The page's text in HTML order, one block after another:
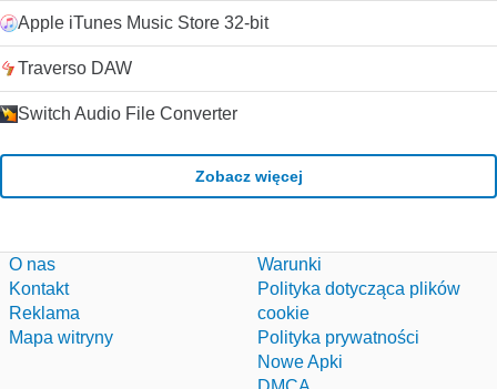
Apple iTunes Music Store 32-bit
Traverso DAW
Switch Audio File Converter
Zobacz więcej
O nas
Kontakt
Reklama
Mapa witryny
Warunki
Polityka dotycząca plików
cookie
Polityka prywatności
Nowe Apki